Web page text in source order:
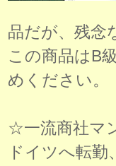
品だが、残念
この商品はB
めください。
☆一流商社マ
ドイツへ転